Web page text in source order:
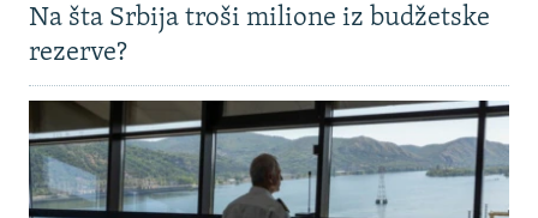
Na šta Srbija troši milione iz budžetske
rezerve?